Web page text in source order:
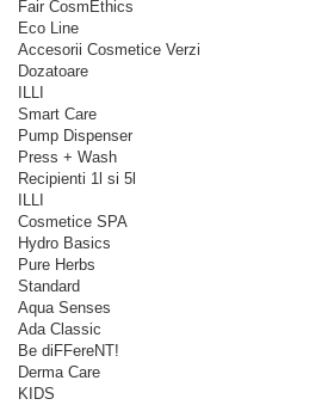
Fair CosmEthics
Eco Line
Accesorii Cosmetice Verzi
Dozatoare
ILLI
Smart Care
Pump Dispenser
Press + Wash
Recipienti 1l si 5l
ILLI
Cosmetice SPA
Hydro Basics
Pure Herbs
Standard
Aqua Senses
Ada Classic
Be diFFereNT!
Derma Care
KIDS